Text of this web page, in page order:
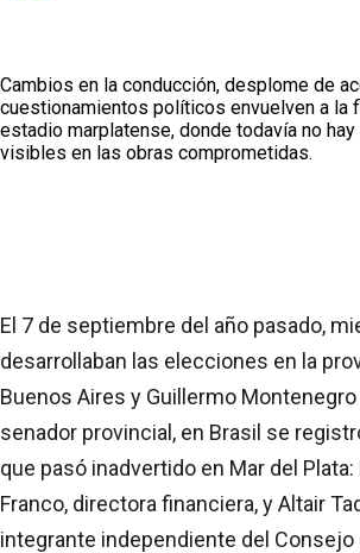
Cambios en la conducción, desplome de
cuestionamientos políticos envuelven a la
estadio marplatense, donde todavía no hay
visibles en las obras comprometidas.
El 7 de septiembre del año pasado,
desarrollaban las elecciones en la
Buenos Aires y Guillermo
senador provincial, en Brasil se
que pasó inadvertido en Mar del Plata:
Franco, directora financiera, y Altair
integrante independiente del Consejo